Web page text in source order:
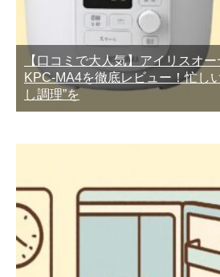
【口コミで大人気】アイリスオ
KPC-MA4を徹底レビュー！忙し
し調理”を